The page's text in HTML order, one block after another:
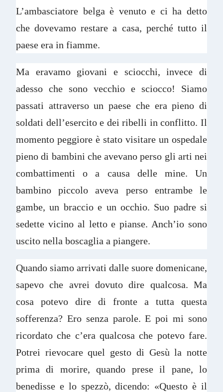
L’ambasciatore belga è venuto e ci ha detto
che dovevamo restare a casa, perché tutto il
paese era in fiamme.
Ma eravamo giovani e sciocchi, invece di
adesso che sono vecchio e sciocco! Siamo
passati attraverso un paese che era pieno di
soldati dell’esercito e dei ribelli in conflitto. Il
momento peggiore è stato visitare un ospedale
pieno di bambini che avevano perso gli arti nei
combattimenti o a causa delle mine. Un
bambino piccolo aveva perso entrambe le
gambe, un braccio e un occhio. Suo padre si
sedette vicino al letto e pianse. Anch’io sono
uscito nella boscaglia a piangere.
Quando siamo arrivati dalle suore domenicane,
sapevo che avrei dovuto dire qualcosa. Ma
cosa potevo dire di fronte a tutta questa
sofferenza? Ero senza parole. E poi mi sono
ricordato che c’era qualcosa che potevo fare.
Potrei rievocare quel gesto di Gesù la notte
prima di morire, quando prese il pane, lo
benedisse e lo spezzò, dicendo: «Questo è il